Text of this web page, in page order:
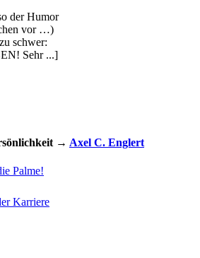
der Humor
vor …)
schwer:
Sehr ...]
→ Axel C. Englert
Palme!
Karriere